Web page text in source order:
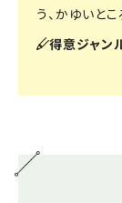
う、かゆいと
得意ジャン